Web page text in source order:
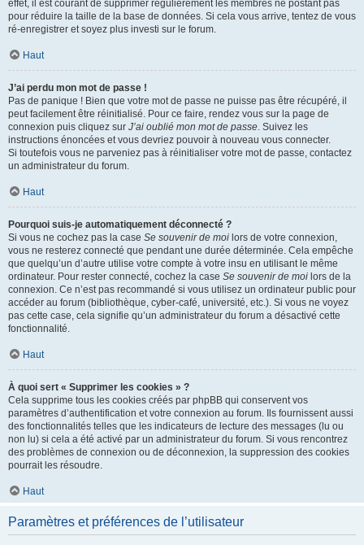
effet, il est courant de supprimer régulièrement les membres ne postant pas
pour réduire la taille de la base de données. Si cela vous arrive, tentez de vous
ré-enregistrer et soyez plus investi sur le forum.
Haut
J’ai perdu mon mot de passe !
Pas de panique ! Bien que votre mot de passe ne puisse pas être récupéré, il
peut facilement être réinitialisé. Pour ce faire, rendez vous sur la page de
connexion puis cliquez sur J’ai oublié mon mot de passe. Suivez les
instructions énoncées et vous devriez pouvoir à nouveau vous connecter.
Si toutefois vous ne parveniez pas à réinitialiser votre mot de passe, contactez
un administrateur du forum.
Haut
Pourquoi suis-je automatiquement déconnecté ?
Si vous ne cochez pas la case Se souvenir de moi lors de votre connexion,
vous ne resterez connecté que pendant une durée déterminée. Cela empêche
que quelqu’un d’autre utilise votre compte à votre insu en utilisant le même
ordinateur. Pour rester connecté, cochez la case Se souvenir de moi lors de la
connexion. Ce n’est pas recommandé si vous utilisez un ordinateur public pour
accéder au forum (bibliothèque, cyber-café, université, etc.). Si vous ne voyez
pas cette case, cela signifie qu’un administrateur du forum a désactivé cette
fonctionnalité.
Haut
À quoi sert « Supprimer les cookies » ?
Cela supprime tous les cookies créés par phpBB qui conservent vos
paramètres d’authentification et votre connexion au forum. Ils fournissent aussi
des fonctionnalités telles que les indicateurs de lecture des messages (lu ou
non lu) si cela a été activé par un administrateur du forum. Si vous rencontrez
des problèmes de connexion ou de déconnexion, la suppression des cookies
pourrait les résoudre.
Haut
Paramètres et préférences de l’utilisateur